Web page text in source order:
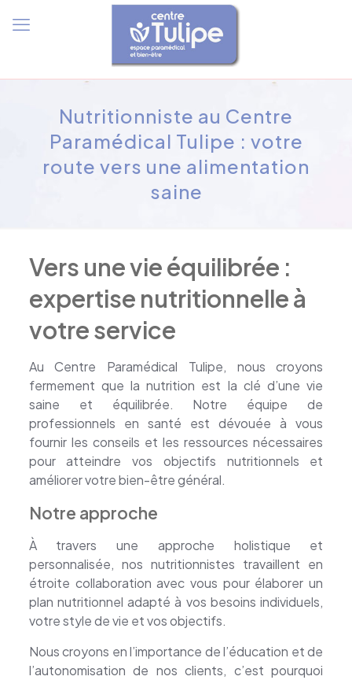
Nutritionniste au Centre
Paramédical Tulipe : votre
route vers une alimentation
saine
Vers une vie équilibrée :
expertise nutritionnelle à
votre service
Au Centre Paramédical Tulipe, nous croyons
fermement que la nutrition est la clé d’une vie
saine et équilibrée. Notre équipe de
professionnels en santé est dévouée à vous
fournir les conseils et les ressources nécessaires
pour atteindre vos objectifs nutritionnels et
améliorer votre bien-être général.
Notre approche
À travers une approche holistique et
personnalisée, nos nutritionnistes travaillent en
étroite collaboration avec vous pour élaborer un
plan nutritionnel adapté à vos besoins individuels,
votre style de vie et vos objectifs.
Nous croyons en l’importance de l’éducation et de
l’autonomisation de nos clients, c’est pourquoi